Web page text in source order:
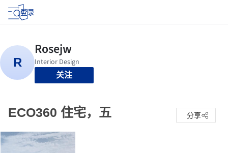
登录
关注
ECO360 住宅，五 分享